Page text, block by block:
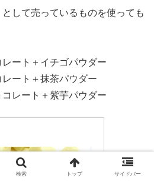
として売っているものを使っても
ート＋イチゴパウダー
ート＋抹茶パウダー
レート＋紫芋パウダー
検索 トップ サイドバー